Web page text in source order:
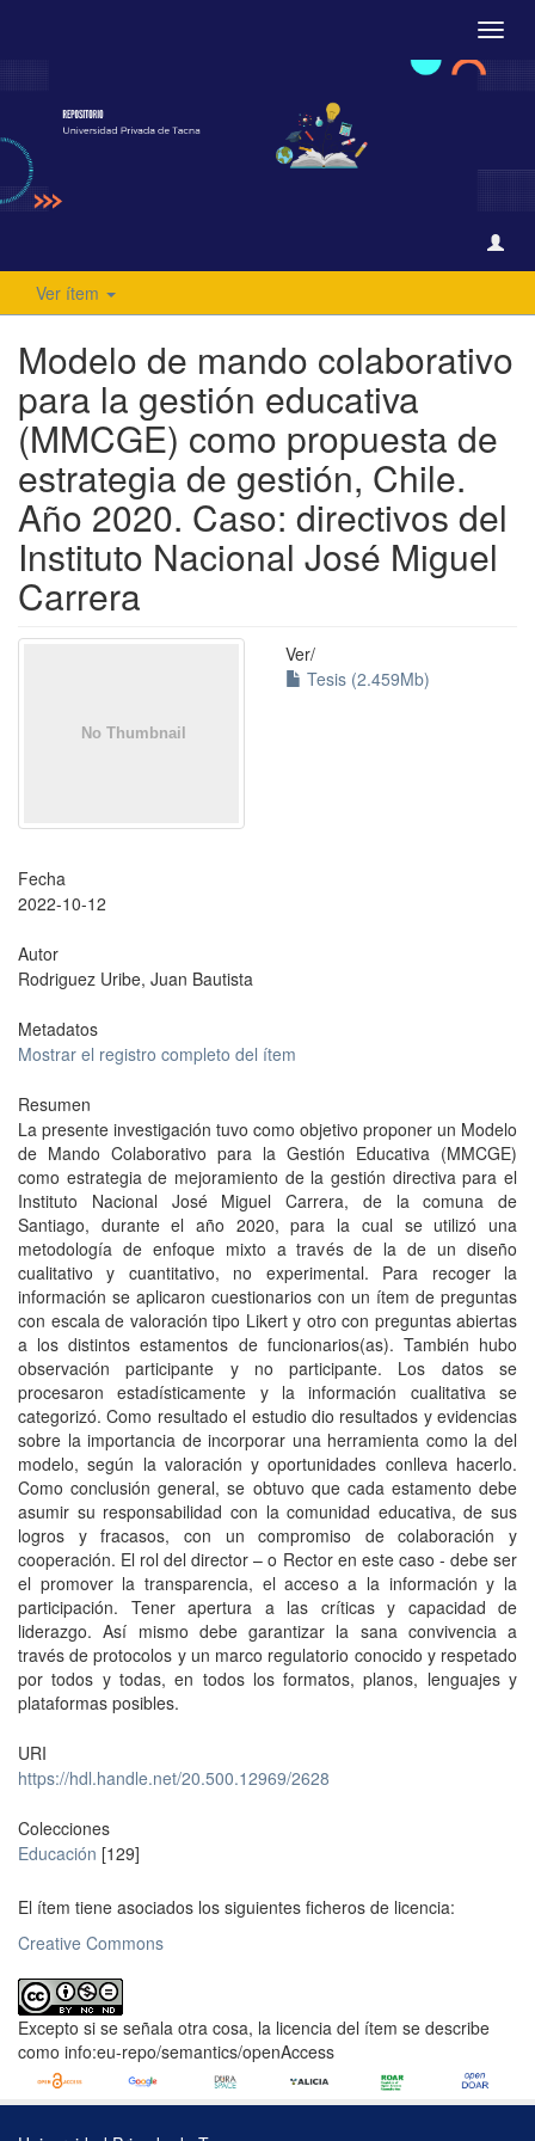
Ver ítem
Modelo de mando colaborativo
para la gestión educativa
(MMCGE) como propuesta de
estrategia de gestión, Chile.
Año 2020. Caso: directivos del
Instituto Nacional José Miguel
Carrera
Ver/
Tesis (2.459Mb)
Fecha
2022-10-12
Autor
Rodriguez Uribe, Juan Bautista
Metadatos
Mostrar el registro completo del ítem
Resumen
La presente investigación tuvo como objetivo proponer un Modelo
de Mando Colaborativo para la Gestión Educativa (MMCGE)
como estrategia de mejoramiento de la gestión directiva para el
Instituto Nacional José Miguel Carrera, de la comuna de
Santiago, durante el año 2020, para la cual se utilizó una
metodología de enfoque mixto a través de la de un diseño
cualitativo y cuantitativo, no experimental. Para recoger la
información se aplicaron cuestionarios con un ítem de preguntas
con escala de valoración tipo Likert y otro con preguntas abiertas
a los distintos estamentos de funcionarios(as). También hubo
observación participante y no participante. Los datos se
procesaron estadísticamente y la información cualitativa se
categorizó. Como resultado el estudio dio resultados y evidencias
sobre la importancia de incorporar una herramienta como la del
modelo, según la valoración y oportunidades conlleva hacerlo.
Como conclusión general, se obtuvo que cada estamento debe
asumir su responsabilidad con la comunidad educativa, de sus
logros y fracasos, con un compromiso de colaboración y
cooperación. El rol del director – o Rector en este caso - debe ser
el promover la transparencia, el acceso a la información y la
participación. Tener apertura a las críticas y capacidad de
liderazgo. Así mismo debe garantizar la sana convivencia a
través de protocolos y un marco regulatorio conocido y respetado
por todos y todas, en todos los formatos, planos, lenguajes y
plataformas posibles.
URI
https://hdl.handle.net/20.500.12969/2628
Colecciones
Educación [129]
El ítem tiene asociados los siguientes ficheros de licencia:
Creative Commons
Excepto si se señala otra cosa, la licencia del ítem se describe
como info:eu-repo/semantics/openAccess